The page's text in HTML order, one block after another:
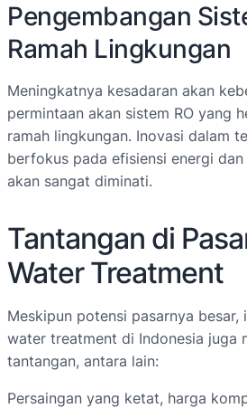
Pengembangan
Ramah Lingkungan
Meningkatnya kesadaran akan
permintaan akan sistem RO yang
ramah lingkungan. Inovasi dalam
berfokus pada efisiensi energi
akan sangat diminati.
Tantangan di
Water Treatment
Meskipun potensi pasarnya besar,
water treatment di Indonesia juga
tantangan, antara lain:
Persaingan yang ketat, harga